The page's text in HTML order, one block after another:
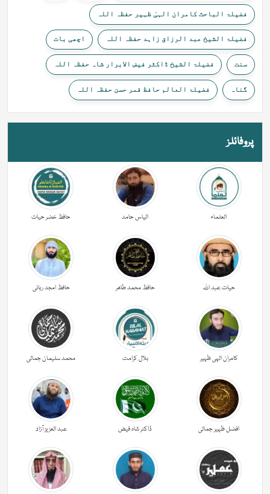
فضیلۃ الباحث کامران الہیٰ ظہیر حفظہ اللہ
فضیلۃ الشیخ عبد الرزاق زاہد حفظہ اللہ اچھی بات
سنت فضیلۃ الشیخ ڈاکٹر فیض الابرار شاہ حفظہ اللہ
گناہ فضیلۃ العالم حافظ قمر حسن حفظہ اللہ
پروفائلز
العلماء الیاس حامد حافظ خضر حیات
حیات عبد اللہ حافظ محمد طاھر حافظ امجد ربانی
کامران الہی ظہیر بلال کرامت محمد سلیمان جمالی
افضل ظہیر جمالی ڈاکٹر شاہ فیض عبد العزیز آزاد